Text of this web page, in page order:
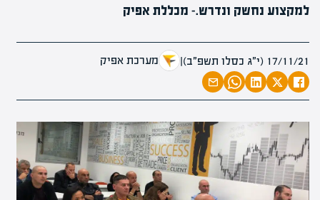
למקצוע נחשק ונדרש.- מכללת אפיק
17/11/21 (י״ג כסלו תשפ״ב) | מערכת אפיק